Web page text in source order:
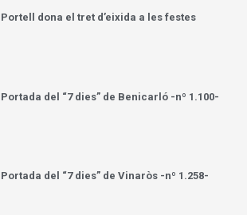
Portell dona el tret d’eixida a les festes
Portada del “7 dies” de Benicarló -nº 1.100-
Portada del “7 dies” de Vinaròs -nº 1.258-